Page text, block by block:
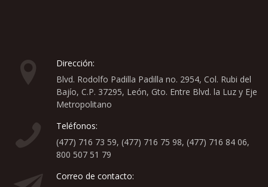
Dirección:
Blvd. Rodolfo Padilla Padilla no. 2954, Col. Rubi del
Bajío, C.P. 37295, León, Gto. Entre Blvd. la Luz y Eje
Metropolitano
Teléfonos:
(477) 716 73 59, (477) 716 75 98, (477) 716 84 06,
800 507 51 79
Correo de contacto: